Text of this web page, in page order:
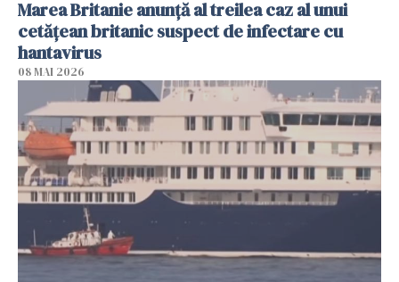
Marea Britanie anunţă al treilea caz al unui
cetăţean britanic suspect de infectare cu
hantavirus
08 MAI 2026